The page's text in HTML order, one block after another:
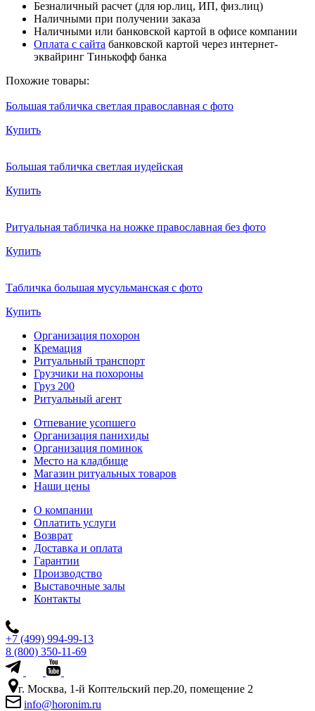
Безналичный расчет (для юр.лиц, ИП, физ.лиц)
Наличными при получении заказа
Наличными или банковской картой в офисе компании
Оплата с сайта банковской картой через интернет-
эквайринг Тинькофф банка
Похожие товары:
Большая табличка светлая православная с фото
Купить
Большая табличка светлая иудейская
Купить
Ритуальная табличка на ножке православная без фото
Купить
Табличка большая мусульманская с фото
Купить
Организация похорон
Кремация
Ритуальный транспорт
Грузчики на похороны
Груз 200
Ритуальный агент
Отпевание усопшего
Организация панихиды
Организация поминок
Место на кладбище
Магазин ритуальных товаров
Наши цены
О компании
Оплатить услуги
Возврат
Доставка и оплата
Гарантии
Производство
Выставочные залы
Контакты
+7 (499) 994-99-13
8 (800) 350-11-69
г. Москва, 1-й Коптельский пер.20, помещение 2
info@horonim.ru